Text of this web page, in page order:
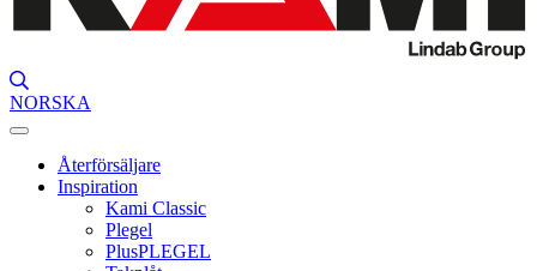
NORSKA
Återförsäljare
Inspiration
Kami Classic
Plegel
PlusPLEGEL